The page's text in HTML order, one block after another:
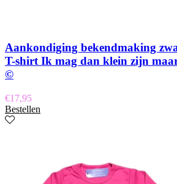
Aankondiging bekendmaking
T-shirt Ik mag dan klein zijn
©
€17,95
Bestellen